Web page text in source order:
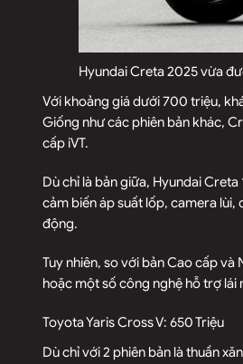
Hyundai Creta 2025 vừa
Với khoảng giá dưới 700 triệu,
Giống như các phiên bản khác,
cấp iVT.
Dù chỉ là bản giữa, Hyundai
cảm biến áp suất lốp, camera lùi,
động.
Tuy nhiên, so với bản Cao cấp
hoặc một số công nghệ hỗ trợ lái
Toyota Yaris Cross V: 650 Triệu
Dù chỉ với 2 phiên bản là thuần